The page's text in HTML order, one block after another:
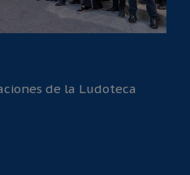
de la Ludoteca